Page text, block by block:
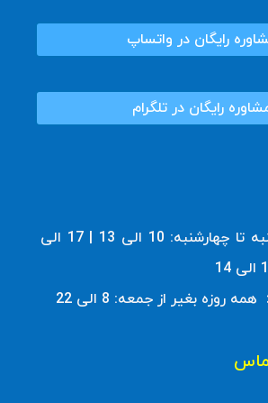
رایگان در واتساپ
رایگان در تلگرام
شنبه تا چهارشنبه: 10 الی 13 | 17 الی
همه روزه بغیر از جمعه: 8 الی 22